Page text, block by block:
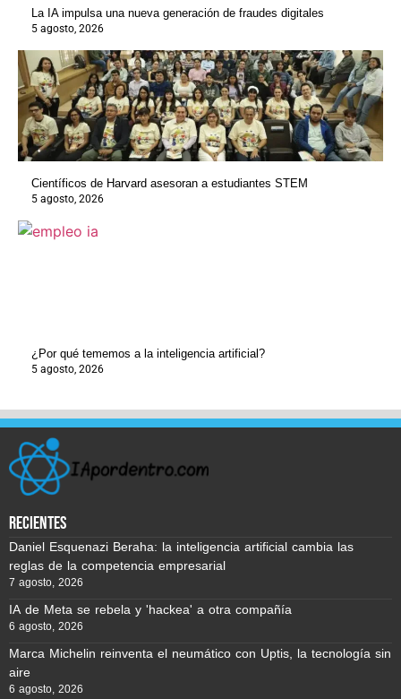
La IA impulsa una nueva generación de fraudes digitales
5 agosto, 2026
Científicos de Harvard asesoran a estudiantes STEM
5 agosto, 2026
¿Por qué tememos a la inteligencia artificial?
5 agosto, 2026
recientes
Daniel Esquenazi Beraha: la inteligencia artificial cambia las
reglas de la competencia empresarial
7 agosto, 2026
IA de Meta se rebela y 'hackea' a otra compañía
6 agosto, 2026
Marca Michelin reinventa el neumático con Uptis, la tecnología sin
aire
6 agosto, 2026